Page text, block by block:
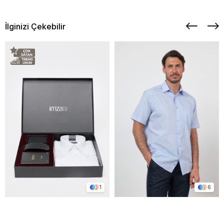
İlginizi Çekebilir
1 6